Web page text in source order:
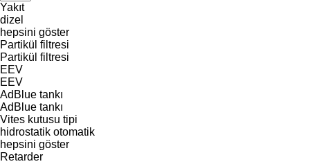
Yakıt
dizel
hepsini göster
Partikül filtresi
Partikül filtresi
EEV
EEV
AdBlue tankı
AdBlue tankı
Vites kutusu tipi
hidrostatik otomatik
hepsini göster
Retarder